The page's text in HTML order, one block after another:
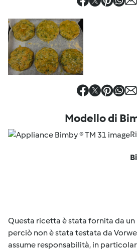
Modello di
Questa ricetta è stata fornita da un
perciò non è stata testata da
assume responsabilità, in